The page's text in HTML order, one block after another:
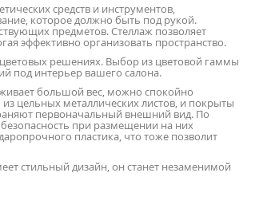
средств и инструментов,
которое должно быть под рукой.
предметов. Стеллаж позволяет
эффективно организовать пространство.
решениях. Выбор из цветовой гаммы
под интерьер вашего салона.
большой вес, можно спокойно
цельных металлических листов, и покрыты
первоначальный внешний вид. По
при размещении на них
пластика, что тоже позволит
стильный дизайн, он станет незаменимой